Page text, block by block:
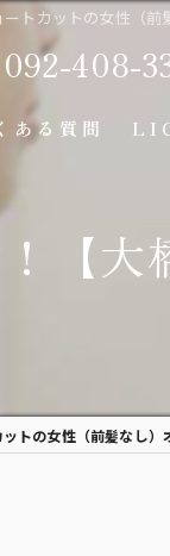
ートカットの女性（前
092-408-
ある質問
似
カ
【
トの女性（前髪なし）